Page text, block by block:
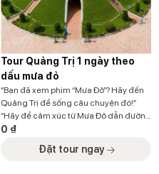
Tour Quảng Trị 1 ngày theo
dấu mưa đỏ
“Bạn đã xem phim “Mưa Đỏ”? Hãy đến
Quảng Trị để sống câu chuyện đó!”
“Hãy để cảm xúc từ Mưa Đỏ dẫn đường
bạn đến Quảng Trị. Trải nghiệm tour
không chỉ là di tích — mà là một
0 ₫
Đặt tour ngay